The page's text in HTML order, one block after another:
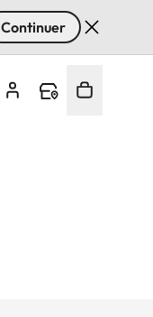
Continuer